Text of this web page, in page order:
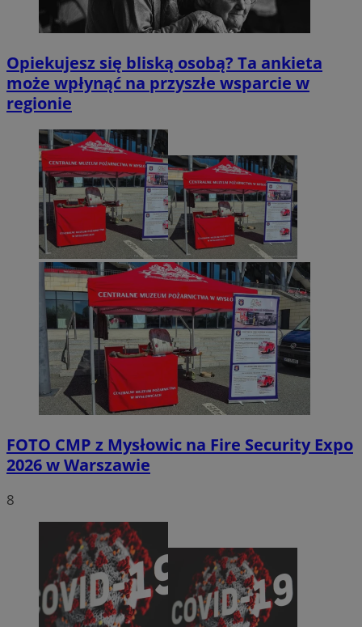
Opiekujesz się bliską osobą? Ta ankieta
może wpłynąć na przyszłe wsparcie w
regionie
FOTO CMP z Mysłowic na Fire Security Expo
2026 w Warszawie
8